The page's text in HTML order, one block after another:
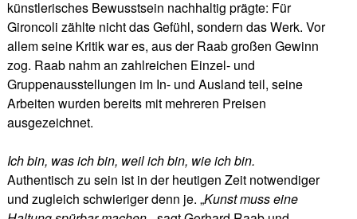
künstlerisches Bewusstsein nachhaltig prägte: Für
Gironcoli zählte nicht das Gefühl, sondern das Werk. Vor
allem seine Kritik war es, aus der Raab großen Gewinn
zog. Raab nahm an zahlreichen Einzel- und
Gruppenausstellungen im In- und Ausland teil, seine
Arbeiten wurden bereits mit mehreren Preisen
ausgezeichnet.
Ich bin, was ich bin, weil ich bin, wie ich bin.
Authentisch zu sein ist in der heutigen Zeit notwendiger
und zugleich schwieriger denn je. „Kunst muss eine